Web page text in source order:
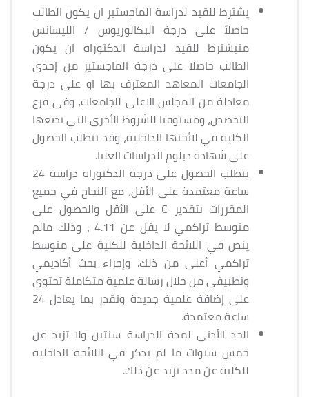
يشترط للقيد لدراسة الماجستير ان يكون الطالب
حاصلاً على درجة البكالوريوس / الليسانس
منيشترط للقيد لدراسة الدكتوراه ان يكون
الطالب حاصلا على درجة الماجستير من إحدى
الجامعات المعاهد المعترف بها او على درجة
معادلة من المجلس الاعلى للجامعات، وفى فرع
التخصص، ومستوفيا للشروط الأخرى التي تضعها
الكلية في لائحتها الداخلية، وقد تتطلب الحصول
على شهادة دبلوم الدراسات العليا.
يتطلب الحصول على درجة الدكتوراه دراسة 24
ساعة معتمدة على الأقل، مع النجاح في جميع
المقررات بتقدير C على الأقل والحصول على
متوسط تراكمي لا يقل عن 4.11 ، وذلك مالم
ينص في اللائحة الداخلية للكلية على متوسط
تراكمي أعلى من ذلك. وإجراء بحث أكاديمي
وتطبيقي من خلال رسالة علمية متكاملة تحتوي
على إضافة علمية جديدة وتقدر بما يعادل 24
ساعة معتمدة.
الحد الأدنى لمدة الدراسة سنتين ولا تزيد عن
خمس سنوات ما لم يذكر في اللائحة الداخلية
للكلية عن مدد تزيد عن ذلك.